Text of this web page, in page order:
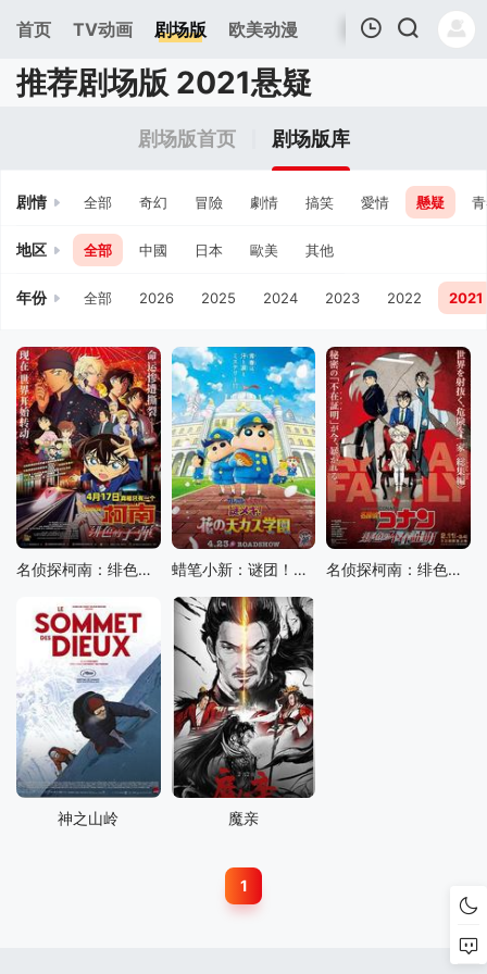
首页 TV动画 剧场版 欧美动漫
我的观影记录
推荐剧场版 2021悬疑
剧场版首页 剧场版库
剧情 全部 奇幻 冒險 劇情 搞笑 愛情 懸疑
地区 全部 中國 日本 歐美 其他
年份 全部 2026 2025 2024 2023 2022 2021
名侦探柯南：绯色的子弹 蜡笔小新：谜团！花之天下春日部学院 名侦探柯南：绯色的不在场证明
神之山岭 魔亲
1